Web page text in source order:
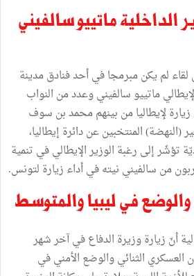
الداخلية ماتييو سالفيني
لقاء لم يكن مبرمجا في أحد فنادق مدينة
ماتييو سالفيني وعدد من النواب
لإيطاليا من بينهم محمد بن سوف
المنتخبين عن دائرة إيطاليا،
تؤشّر إلى رغبة الوزير الإيطالي في تنمية
من سالفيني نيته في أداء زيارة لتونس.
والوضع في ليبيا والمتوسط
أنّ زيارة وزيرة الدفاع في آخر شهر
العسكري الثنائي والوضع الأمني في